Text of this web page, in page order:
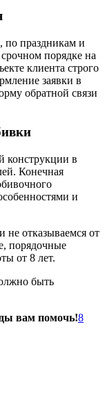
праздникам и
порядке на
клиента строго
заявки в
обратной связи
конструкции в
Конечная
и
отказываемся от
порядочные
от 8 лет.
быть
вам помочь!8